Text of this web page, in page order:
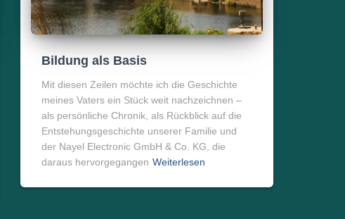
Bildung als Basis
Mit diesen Zeilen möchte ich die Geschichte
meines Vaters ein Stück weit nachzeichnen –
als persönliche Chronik, als Rückblick auf die
Entstehungsgeschichte unserer Familie und
der Nayel Electronic GmbH & Co. KG, die
daraus hervorgegangen Weiterlesen